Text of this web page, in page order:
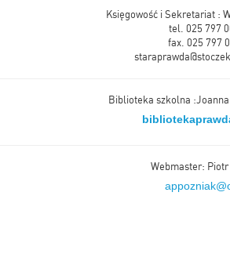
Księgowość i Sekretariat :
tel. 025 797
fax. 025 797
Biblioteka szkolna
Webmaster: